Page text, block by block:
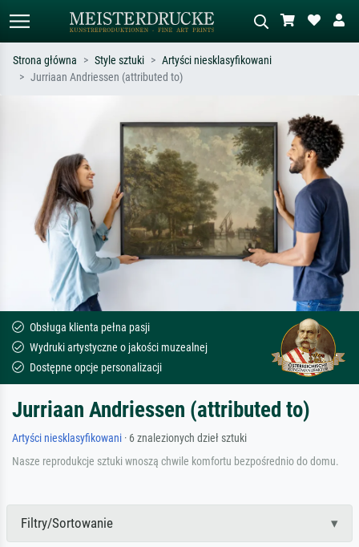
Monet, Gwiaździsta noc,
impresjonizm, fala Hokusaia, akt.
Opisz scenę – np. zielona łąka,
abstrakcja z czerwienią, ciemny olej,
stojący akt obok drzewa.
Strona główna Style sztuki
Artyści niesklasyfikowani
Jurriaan Andriessen (attributed to)
Obsługa klienta pełna pasji
Wydruki artystyczne o jakości muzealnej
Dostępne opcje personalizacji
Jurriaan Andriessen (attributed to)
Artyści niesklasyfikowani · 6 znalezionych dzieł sztuki
Nasze reprodukcje sztuki wnoszą chwile komfortu bezpośrednio do domu.
Filtry/Sortowanie